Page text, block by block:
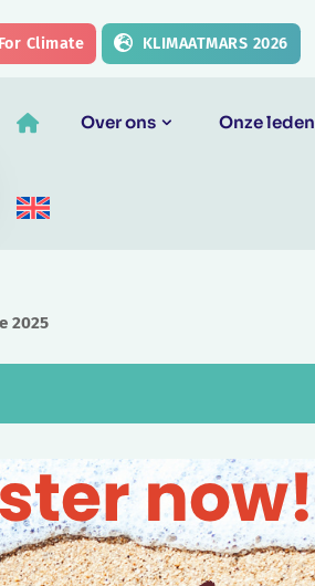
Climate KLIMAATMARS 2026
Over ons Onze leden
2025